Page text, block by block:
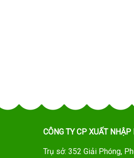
CÔNG TY CP XUẤT NHẬP
Trụ sở: 352 Giải Phóng,